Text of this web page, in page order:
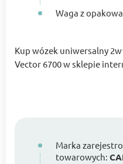
Waga z
Kup wózek uniwersalny
Vector 6700 w sklepie
Marka
towarowych: